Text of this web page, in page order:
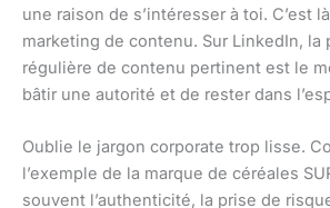
une raison de s’intéresser à toi. C’est
marketing de contenu. Sur LinkedIn, la
régulière de contenu pertinent est le
bâtir une autorité et de rester dans
Oublie le jargon corporate trop lisse.
l’exemple de la marque de céréales
souvent l’authenticité, la prise de